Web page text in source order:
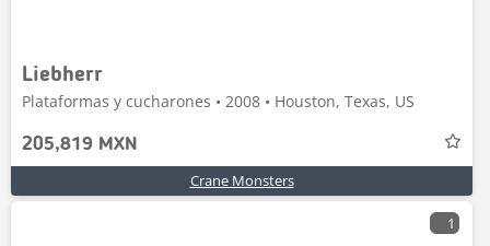
Liebherr
Plataformas y cucharones • 2008 • Houston, Texas, US
205,819 MXN
Crane Monsters
1